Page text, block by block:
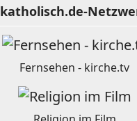
katholisch.de-
Fernsehen - kirche.tv